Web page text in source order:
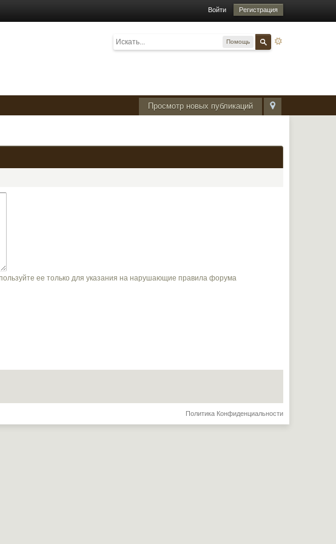
Войти Регистрация
Помощь
Просмотр новых публикаций
ее только для указания на нарушающие правила форума
Политика Конфиденциальности